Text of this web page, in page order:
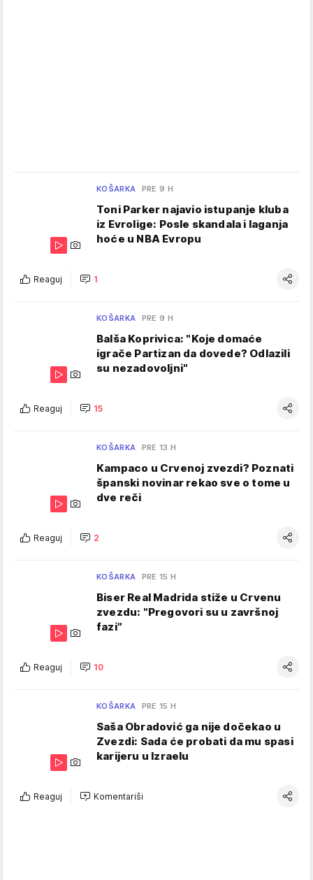
KOŠARKA PRE 9 H
Toni Parker najavio istupanje kluba
iz Evrolige: Posle skandala i laganja
hoće u NBA Evropu
Reaguj 1
KOŠARKA PRE 9 H
Balša Koprivica: "Koje domaće
igrače Partizan da dovede? Odlazili
su nezadovoljni"
Reaguj 15
KOŠARKA PRE 13 H
Kampaco u Crvenoj zvezdi? Poznati
španski novinar rekao sve o tome u
dve reči
Reaguj 2
KOŠARKA PRE 15 H
Biser Real Madrida stiže u Crvenu
zvezdu: "Pregovori su u završnoj
fazi"
Reaguj 10
KOŠARKA PRE 15 H
Saša Obradović ga nije dočekao u
Zvezdi: Sada će probati da mu spasi
karijeru u Izraelu
Reaguj Komentariši